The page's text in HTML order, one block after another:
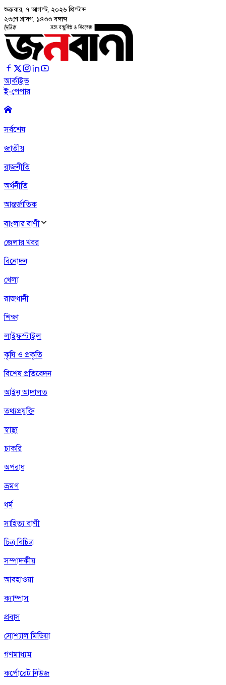
শুক্রবার, ৭ আগস্ট, ২০২৬ খ্রিস্টাব্দ
২৩শে শ্রাবণ, ১৪৩৩ বঙ্গাব্দ
আর্কাইভ
ই-পেপার
সর্বশেষ
জাতীয়
রাজনীতি
অর্থনীতি
আন্তর্জাতিক
বাংলার বাণী
জেলার খবর
বিনোদন
খেলা
রাজধানী
শিক্ষা
লাইফস্টাইল
কৃষি ও প্রকৃতি
বিশেষ প্রতিবেদন
আইন আদালত
তথ্যপ্রযুক্তি
স্বাস্থ্য
চাকরি
অপরাধ
ভ্রমণ
ধর্ম
সাহিত্য বাণী
চিত্র বিচিত্র
সম্পাদকীয়
আবহাওয়া
ক্যাম্পাস
প্রবাস
সোশ্যাল মিডিয়া
গণমাধ্যম
কর্পোরেট নিউজ